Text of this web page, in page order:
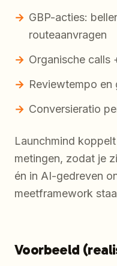
GBP-acties:
routeaanvragen
Organische calls
Reviewtempo en
Conversieratio
Launchmind
metingen, zodat je
én in AI-gedreven
meetframework
Voorbeeld